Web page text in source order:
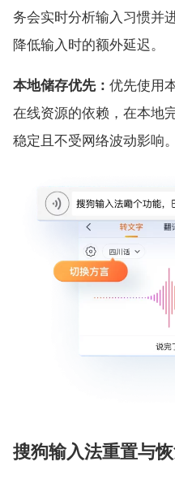
务会实时分析输入习惯并
降低输入时的额外延迟。
本地储存优先： 优先使用
在线资源的依赖，在本地
稳定且不受网络波动影响。
搜狗输入法重置与